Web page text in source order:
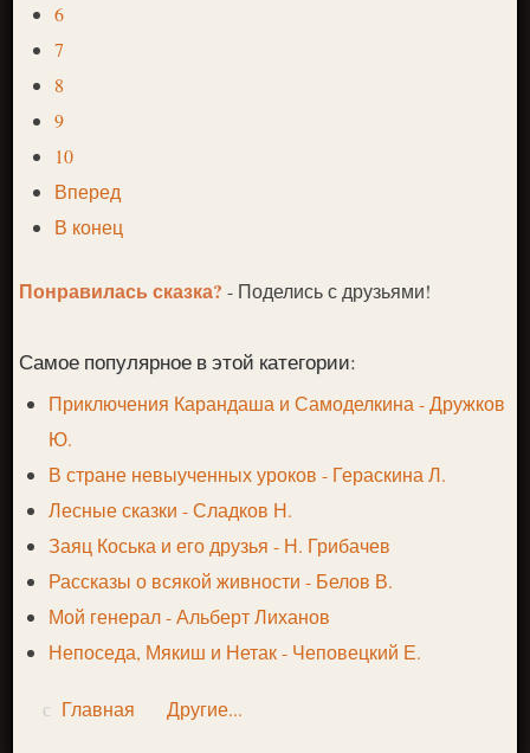
6
7
8
9
10
Вперед
В конец
Понравилась сказка?- Поделись с друзьями!
Самое популярное в этой категории:
Приключения Карандаша и Самоделкина - Дружков
Ю.
В стране невыученных уроков - Гераскина Л.
Лесные сказки - Сладков Н.
Заяц Коська и его друзья - Н. Грибачев
Рассказы о всякой живности - Белов В.
Мой генерал - Альберт Лиханов
Непоседа, Мякиш и Нетак - Чеповецкий Е.
Главная Другие...